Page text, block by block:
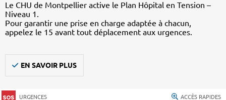
Le CHU de Montpellier active le Plan Hôpital en Tension –
Niveau 1.
Pour garantir une prise en charge adaptée à chacun,
appelez le 15 avant tout déplacement aux urgences.
EN SAVOIR PLUS
URGENCES ACCÈS RAPIDES